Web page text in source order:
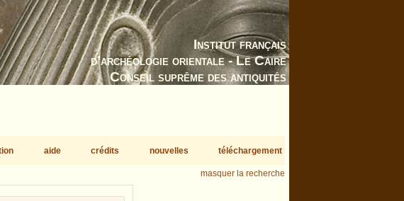
Institut français
d’archéologie orientale - Le Caire
Conseil suprême des antiquités
aide crédits nouvelles téléchargement
masquer la recherche